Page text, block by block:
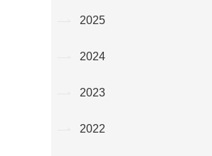
2025
2024
2023
2022